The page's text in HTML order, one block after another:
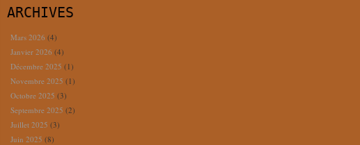
ARCHIVES
Mars 2026 (4)
Janvier 2026 (4)
Décembre 2025 (1)
Novembre 2025 (1)
Octobre 2025 (3)
Septembre 2025 (2)
Juillet 2025 (3)
Juin 2025 (8)